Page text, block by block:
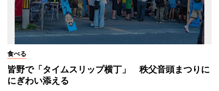
食べる
皆野で「タイムスリップ横丁」 秩父音頭まつりに
にぎわい添える